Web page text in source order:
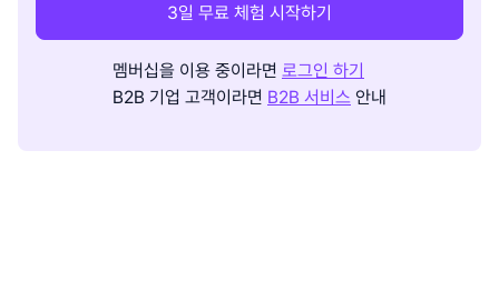
3일 무료 체험 시작하기
멤버십을 이용 중이라면 로그인 하기
B2B 기업 고객이라면 B2B 서비스 안내